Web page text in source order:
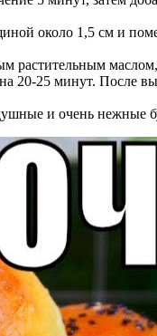
около 1,5 см и
25 минут. После
и очень нежные